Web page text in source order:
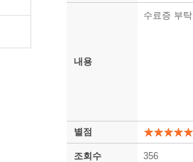
내용
수료증 부
별점
조회수 356